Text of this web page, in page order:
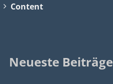
Content
Neueste Beiträge